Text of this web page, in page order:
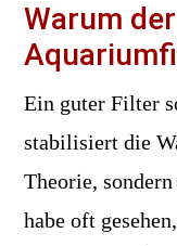
Warum
Ein guter Filter
stabilisiert die
Theorie,
habe oft